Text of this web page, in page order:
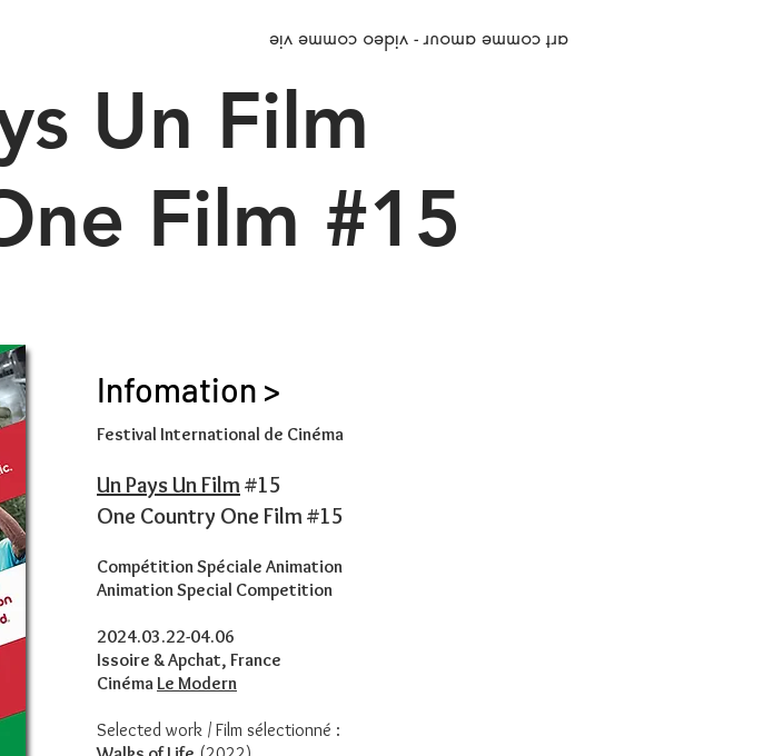
art comme amour - video comme vie
Un Film
Film #15
Infomation >
Festival International de Cinéma
Un Pays Un Film#15
One Country One Film #15
Compétition Spéciale Animation
Animation Special Competition
2024.03.22-04.06
Issoire & Apchat, France
Cinéma Le Modern
Selected work / Film sélectionné :